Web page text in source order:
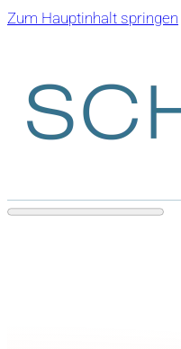
Zum Hauptinhalt springen